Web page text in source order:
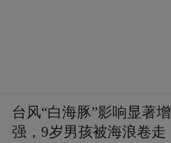
台风“白海豚”影响显著增
强，9岁男孩被海浪卷走